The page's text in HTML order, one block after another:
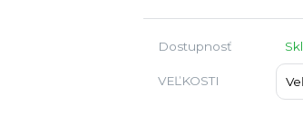
Dostupnosť
VEĽKOSTI